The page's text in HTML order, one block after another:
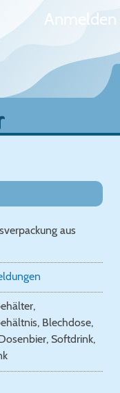
Anmelden
aus
Blechdose,
Softdrink,